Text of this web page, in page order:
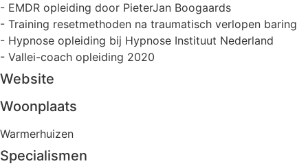
- EMDR opleiding door PieterJan Boogaards
- Training resetmethoden na traumatisch verlopen baring
- Hypnose opleiding bij Hypnose Instituut Nederland
- Vallei-coach opleiding 2020
Website
Woonplaats
Warmerhuizen
Specialismen